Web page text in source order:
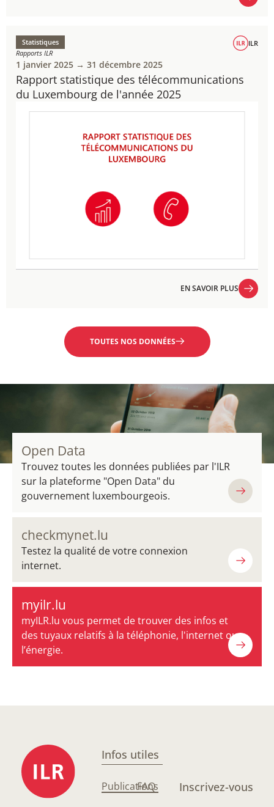
Rapport statistique des télécommunications
du Luxembourg de l'année 2025
Statistiques
Rapports ILR
ILR
1 janvier 2025 → 31 décembre 2025
EN SAVOIR PLUS
TOUTES NOS DONNÉES
Open Data
Trouvez toutes les données publiées par l'ILR
sur la plateforme "Open Data" du
gouvernement luxembourgeois.
checkmynet.lu
Testez la qualité de votre connexion
internet.
myilr.lu
myILR.lu vous permet de trouver des infos et
des tuyaux relatifs à la téléphonie, l'internet ou
l’énergie.
Infos utiles
Publications
FAQ Inscrivez-vous